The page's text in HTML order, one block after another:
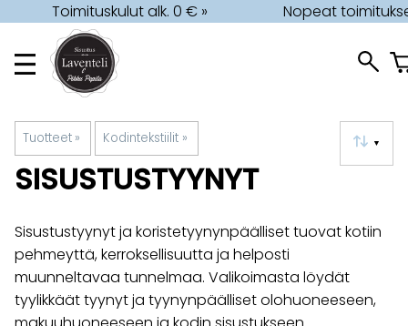
Toimituskulut alk. 0 € » Nopeat
Tuotteet ‪» Kodintekstiilit ‪» ▼
SISUSTUSTYYNYT
Sisustustyynyt ja koristetyynynpäälliset tuovat kotiin
pehmeyttä, kerroksellisuutta ja helposti
muunneltavaa tunnelmaa. Valikoimasta löydät
tyylikkäät tyynyt ja tyynynpäälliset olohuoneeseen,